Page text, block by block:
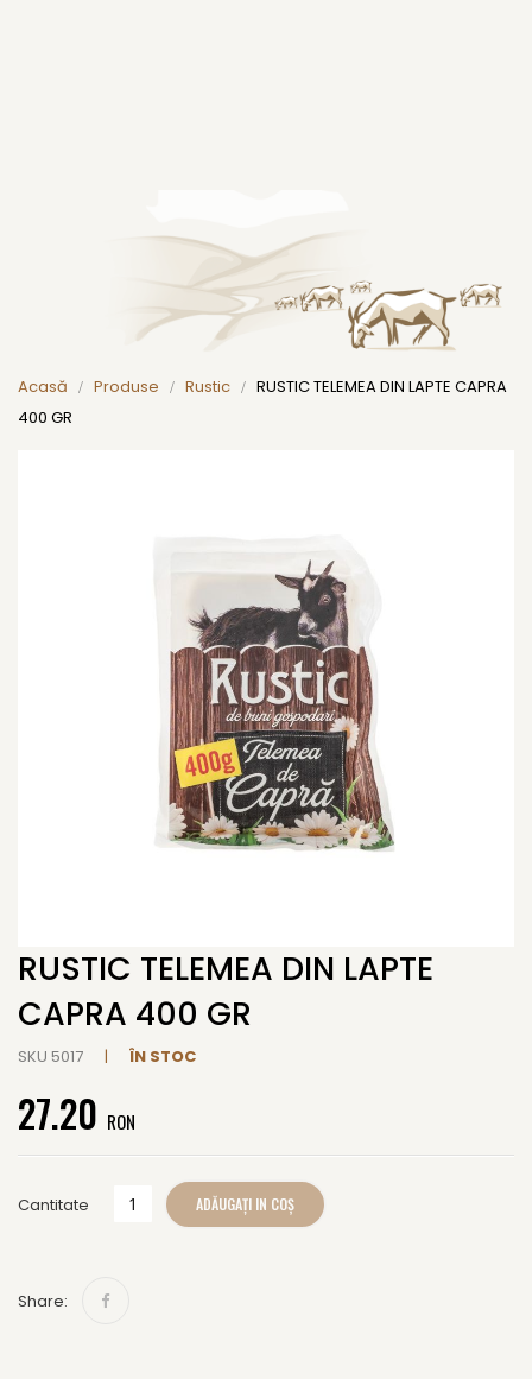
Acasă Produse Rustic
RUSTIC TELEMEA DIN LAPTE CAPRA
400 GR
RUSTIC TELEMEA DIN LAPTE
CAPRA 400 GR
ÎN STOC
SKU 5017
27.20 RON
Cantitate ADĂUGAȚI IN COȘ
Share:
Skip
the
beginning
the